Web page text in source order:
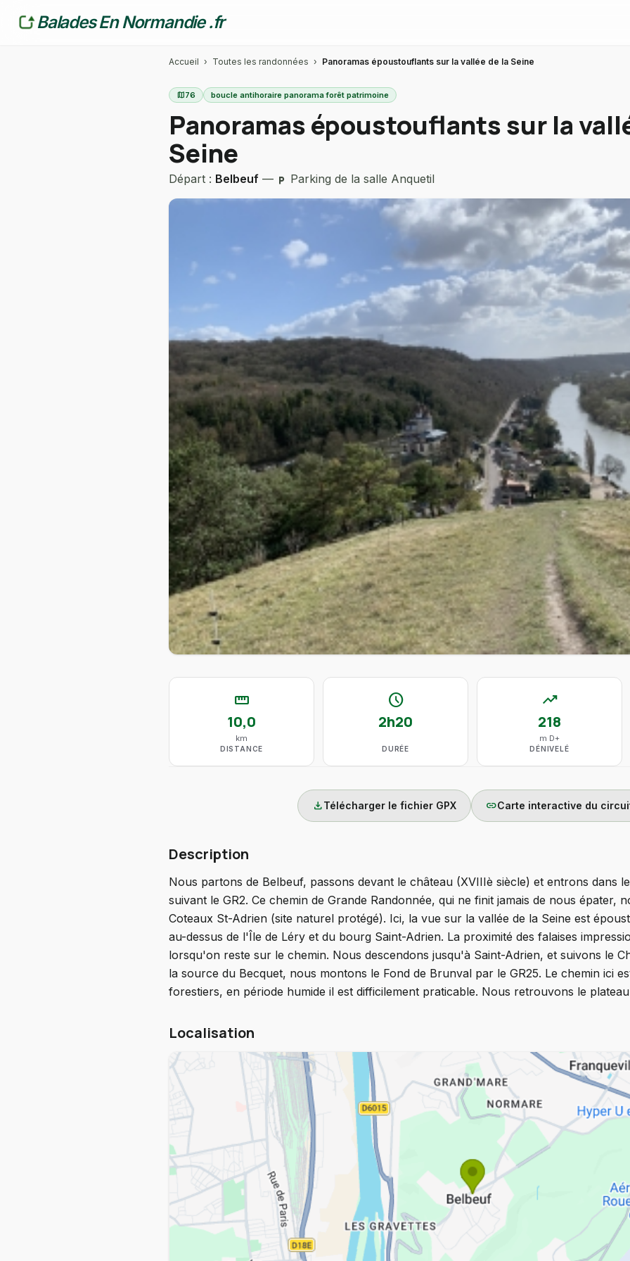
Balades En Normandie .fr
Accueil › Toutes les randonnées › Panoramas époustouflants sur la vallée de la Seine
map76 boucle antihoraire panorama forêt patrimoine
Panoramas époustouflants sur la
Seine
Départ : Belbeuf — local_parking Parking de la salle Anquetil
straighten
10,0
km
DISTANCE
schedule
2h20
DURÉE
trending_up
218
m D+
DÉNIVELÉ
downloadTélécharger le fichier GPX linkCarte interactive du
Description
Nous partons de Belbeuf, passons devant le château (XVIIIè siècle) et entrons dans
suivant le GR2. Ce chemin de Grande Randonnée, qui ne finit jamais de nous épater,
Coteaux St-Adrien (site naturel protégé). Ici, la vue sur la vallée de la Seine est
au-dessus de l'Île de Léry et du bourg Saint-Adrien. La proximité des falaises
lorsqu'on reste sur le chemin. Nous descendons jusqu'à Saint-Adrien, et suivons le
la source du Becquet, nous montons le Fond de Brunval par le GR25. Le chemin ici
forestiers, en période humide il est difficilement praticable. Nous retrouvons le
Localisation